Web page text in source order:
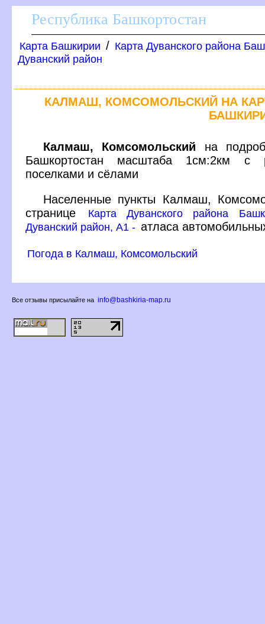
Республика Башкортостан
Карта Башкирии / Карта Дуванского района
Дуванский район
КАЛМАШ, КОМСОМОЛЬСКИЙ НА
Калмаш, Комсомольский на
Башкортостан масштаба 1см:2км с
поселками и сёлами
Населенные пункты Калмаш,
странице
Карта Дуванского района
Дуванский район, A1 - атласа
Погода в Калмаш, Комсомольский
се отзывы присылайте на info@bashkiria-map.ru